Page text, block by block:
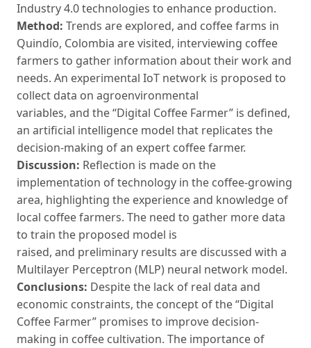
Industry 4.0 technologies to enhance production.
Method: Trends are explored, and coffee farms in
Quindío, Colombia are visited, interviewing coffee
farmers to gather information about their work and
needs. An experimental IoT network is proposed to
collect data on agroenvironmental
variables, and the “Digital Coffee Farmer” is defined,
an artificial intelligence model that replicates the
decision-making of an expert coffee farmer.
Discussion: Reflection is made on the
implementation of technology in the coffee-growing
area, highlighting the experience and knowledge of
local coffee farmers. The need to gather more data
to train the proposed model is
raised, and preliminary results are discussed with a
Multilayer Perceptron (MLP) neural network model.
Conclusions: Despite the lack of real data and
economic constraints, the concept of the “Digital
Coffee Farmer” promises to improve decision-
making in coffee cultivation. The importance of